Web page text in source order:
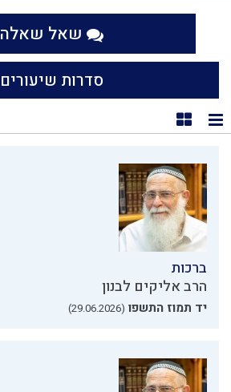
שאל שאלה
סדרות שיעורים
תצוגת רשימה
תצוגת קוביות
ברכות
הרב אליקים לבנון
יד תמוז התשפו (29.06.2026)